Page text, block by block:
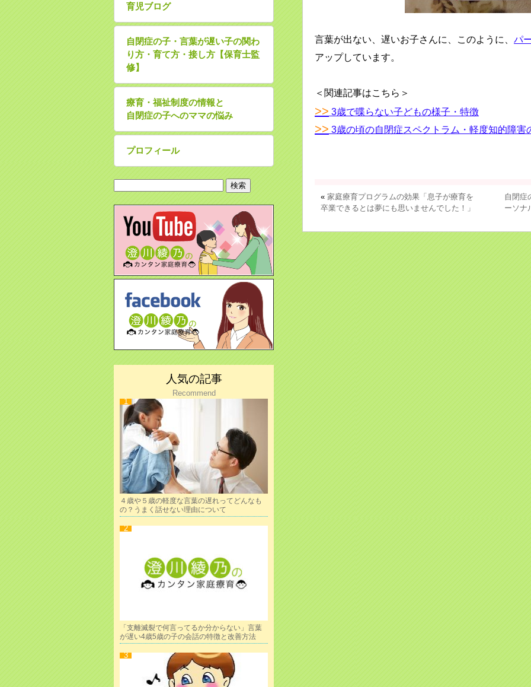
言葉が出ない、遅いお子さんに、このように、 パ
アップしています。
＜関連記事はこちら＞
>> 3歳で喋らない子どもの様子・特徴
>> 3歳の頃の自閉症スペクトラム・軽度知的障害
« 家庭療育プログラムの効果「息子が療育を
卒業できるとは夢にも思いませんでした！」
自閉症
ーソ
育児ブログ
自閉症の子・言葉が遅い子の関わ
り方・育て方・接し方【保育士監
修】
療育・福祉制度の情報と
自閉症の子へのママの悩み
プロフィール
人気の記事
Recommend
４歳や５歳の軽度な言葉の遅れってどんなも
の？うまく話せない理由について
「支離滅裂で何言ってるか分からない」言葉
が遅い4歳5歳の子の会話の特徴と改善方法